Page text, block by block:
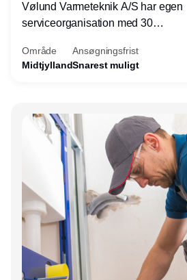
Vølund Varmeteknik A/S har egen
serviceorganisation med 30
søger nu endnu en teknisk kollega
gang til kundesupport på kontoret i
Område
Midtjylland
Ansøgningsfrist
Snarest muligt
Annonce